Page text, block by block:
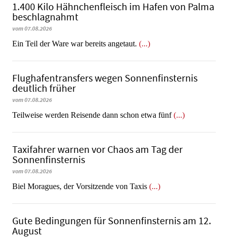
1.400 Kilo Hähnchenfleisch im Hafen von Palma
beschlagnahmt
vom 07.08.2026
​​​​​​​Ein Teil der Ware war bereits angetaut. (...)
Flughafentransfers wegen Sonnenfinsternis
deutlich früher
vom 07.08.2026
Teilweise werden Reisende dann schon etwa fünf(...)
Taxifahrer warnen vor Chaos am Tag der
Sonnenfinsternis
vom 07.08.2026
​​​​​​​Biel Moragues, der Vorsitzende von Taxis (...)
Gute Bedingungen für Sonnenfinsternis am 12.
August